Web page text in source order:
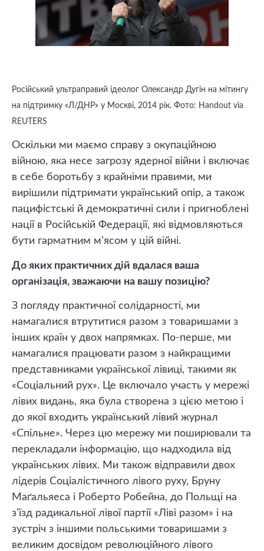
Російський ультраправий ідеолог Олександр Дугін на мітингу
на підтримку «Л/ДНР» у Москві, 2014 рік. Фото: Handout via
REUTERS
Оскільки ми маємо справу з окупаційною
війною, яка несе загрозу ядерної війни і включає
в себе боротьбу з крайніми правими, ми
вирішили підтримати український опір, а також
пацифістські й демократичні сили і пригноблені
нації в Російській Федерації, які відмовляються
бути гарматним м’ясом у цій війні.
До яких практичних дій вдалася ваша
організація, зважаючи на вашу позицію?
З погляду практичної солідарності, ми
намагалися втрутитися разом з товаришами з
інших країн у двох напрямках. По-перше, ми
намагалися працювати разом з найкращими
представниками української лівиці, такими як
«Соціальний рух». Це включало участь у мережі
лівих видань, яка була створена з цією метою і
до якої входить український лівий журнал
«Спільне». Через цю мережу ми поширювали та
перекладали інформацію, що надходила від
українських лівих. Ми також відправили двох
лідерів Соціалістичного лівого руху, Бруну
Маґальяеса і Роберто Робейна, до Польщі на
з’їзд радикальної лівої партії «Ліві разом» і на
зустріч з іншими польськими товаришами з
великим досвідом революційного лівого